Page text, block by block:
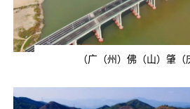
（广（州）佛（山）肇（